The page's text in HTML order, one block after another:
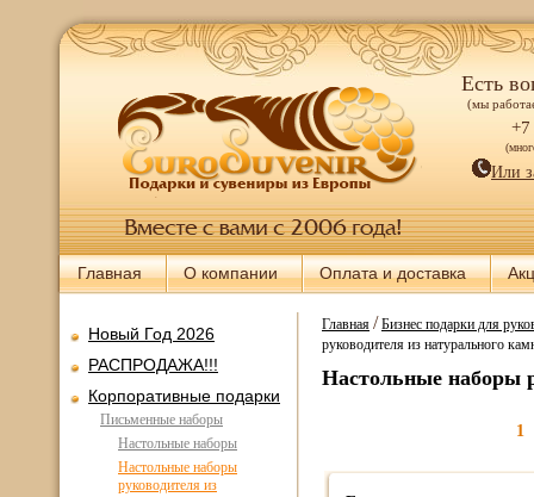
Есть
(мы
+7
Или
Главная О компании Оплата и доставка
Новый Год 2026
РАСПРОДАЖА!!!
Корпоративные подарки
Письменные наборы
Настольные наборы
Настольные наборы
руководителя из
Главная/Бизнес подарки для
руководителя из натурального
Настольные наборы
1